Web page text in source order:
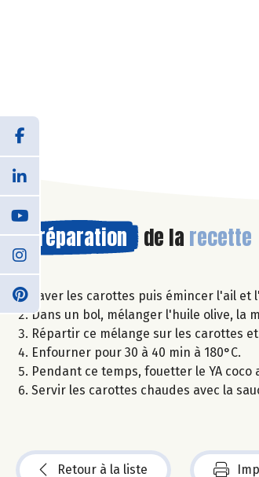
Préparation de la recette
Laver les carottes puis émincer l'ail et
Dans un bol, mélanger l'huile olive, la
Répartir ce mélange sur les carottes
Enfourner pour 30 à 40 min à 180°C.
Pendant ce temps, fouetter le YA
Servir les carottes chaudes avec la
Retour à la liste